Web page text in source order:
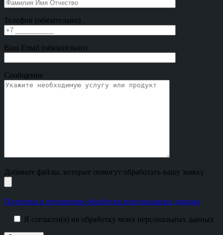
Телефон (обязательно)
Ваш Email (обязательно)
Сообщение
Добавьте файлы, которые помогут обработать вашу заявку
Политика в отношении обработки персональных данных
Я согласен(а) на обработку моих персональных данных